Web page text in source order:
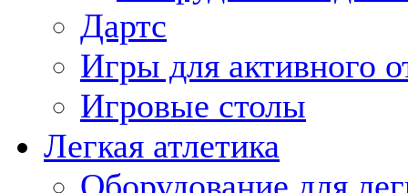
Дартс
Игры для активного
Игровые столы
Легкая атлетика